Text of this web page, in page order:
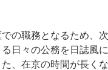
の職務となるため、
日々の公務を日誌風
、在京の時間が長く